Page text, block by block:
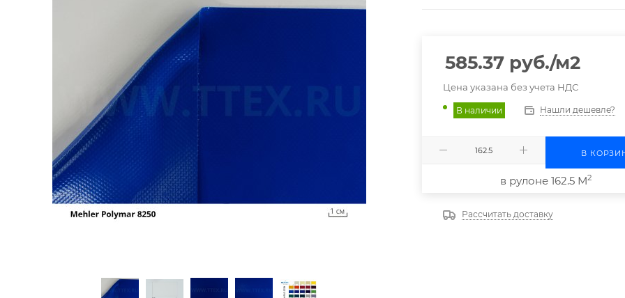
585.37 руб./м2
Цена указана без учета НДС
В наличии Нашли дешевле?
В
в рулоне 162.5 М2
Рассчитать доставку